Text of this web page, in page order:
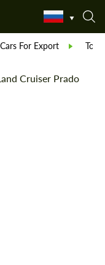
For Export